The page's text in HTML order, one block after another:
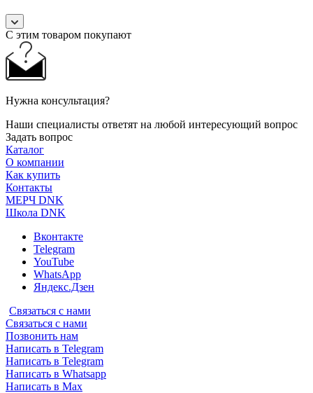
С этим товаром покупают
Нужна консультация?
Наши специалисты ответят на любой интересующий вопрос
Задать вопрос
Каталог
О компании
Как купить
Контакты
МЕРЧ DNK
Школа DNK
Вконтакте
Telegram
YouTube
WhatsApp
Яндекс.Дзен
Связаться с нами
Связаться с нами
Позвонить нам
Написать в Telegram
Написать в Telegram
Написать в Whatsapp
Написать в Max